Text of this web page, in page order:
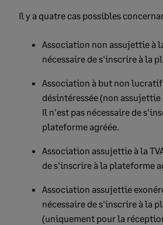
Il y a quatre cas possibles
Association non assujettie à
nécessaire de s'inscrire à la
Association à but non
désintéressée (non assujettie
Il n'est pas nécessaire de
plateforme agréée.
Association assujettie à la
de s'inscrire à la plateforme
Association assujettie
nécessaire de s'inscrire à la
(uniquement pour la